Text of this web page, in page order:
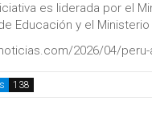
es liderada por el
Educación y el
2026/04/